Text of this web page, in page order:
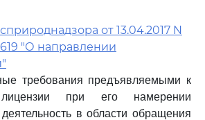
от 13.04.2017 N
"О направлении
требования предъявляемыми к
лицензии при его намерении
в области обращения